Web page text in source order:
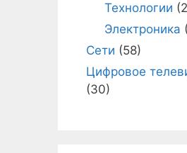
Технологии
Электроника
Сети (58)
Цифровое
(30)